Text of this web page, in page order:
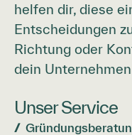
helfen dir, diese
Entscheidungen
Richtung oder
dein
Unser Service